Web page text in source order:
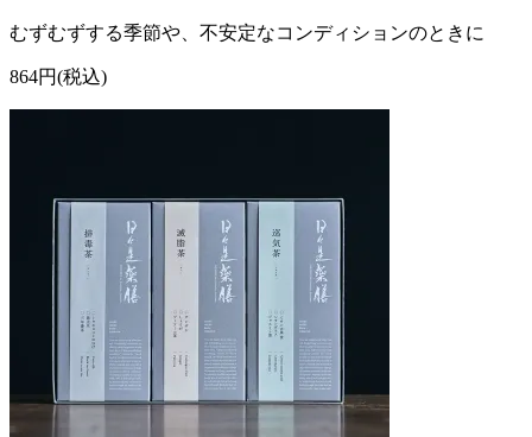
むずむずする季節や、不安定なコンディションのときに
864円(税込)